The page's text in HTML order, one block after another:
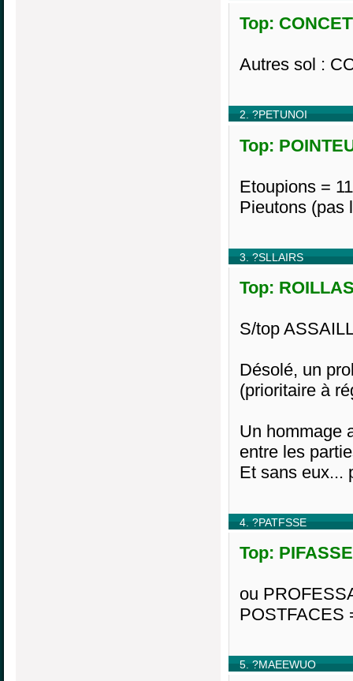
Top:
Autres sol :
2. ?PETUNOI
Top:
Etoupions =
Pieutons (pas
3. ?SLLAIRS
Top:
S/top
Désolé, un
(prioritaire à
Un hommage
entre les
Et sans eux...
4. ?PATFSSE
Top:
ou
POSTFACES
5. ?MAEEWUO